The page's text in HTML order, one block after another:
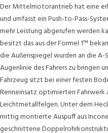
Der Mittelmotorantrieb hat eine
und umfasst ein Push-to-Pass-
mehr Leistung abgerufen werden
besitzt das aus der Formel 1™
die Außenspiegel wurden an die A-
Augenlinie des Fahrers zu bringen
Fahrzeug sitzt bei einer festen
Renneinsatz optimierten Fahrwerk
Leichtmetallfelgen. Unter dem
mittig montierte Auspuff aus
geschnittene